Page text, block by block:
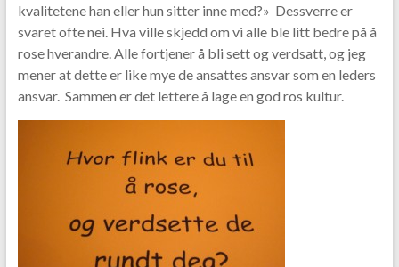
kvalitetene han eller hun sitter inne med?» Dessverre er
svaret ofte nei. Hva ville skjedd om vi alle ble litt bedre på å
rose hverandre. Alle fortjener å bli sett og verdsatt, og jeg
mener at dette er like mye de ansattes ansvar som en leders
ansvar. Sammen er det lettere å lage en god ros kultur.